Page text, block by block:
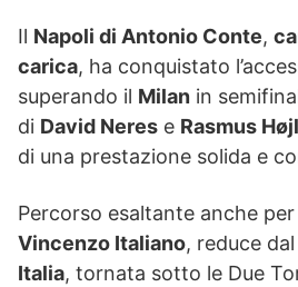
Il Napoli di Antonio Conte,
carica, ha conquistato
superando il Milan in
di David Neres e Rasmus
di una prestazione solida e
Percorso esaltante anche per
Vincenzo Italiano, reduce
Italia, tornata sotto le Due